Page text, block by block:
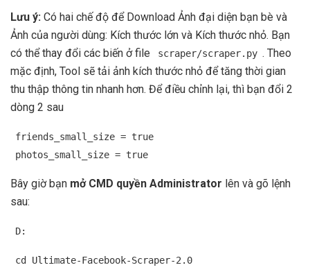
Lưu ý: Có hai chế độ để Download Ảnh đại diện bạn bè và
Ảnh của người dùng: Kích thước lớn và Kích thước nhỏ. Bạn
có thể thay đổi các biến ở file
scraper/scraper.py . Theo
mặc định, Tool sẽ tải ảnh kích thước nhỏ để tăng thời gian
thu thập thông tin nhanh hơn. Để điều chỉnh lại, thì bạn đổi 2
dòng 2 sau
friends_small_size = true
photos_small_size = true
Bây giờ bạn mở CMD quyền Administrator lên và gõ lệnh
sau:
D:
cd Ultimate-Facebook-Scraper-2.0